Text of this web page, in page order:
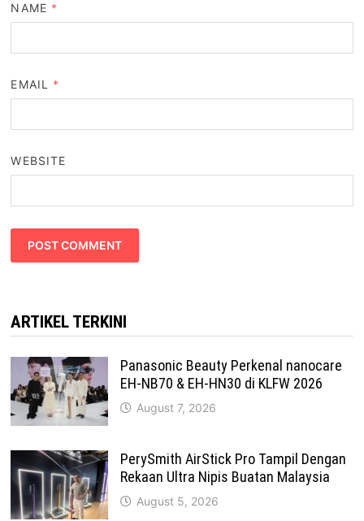
NAME *
EMAIL *
WEBSITE
ARTIKEL TERKINI
Panasonic Beauty Perkenal nanocare
EH-NB70 & EH-HN30 di KLFW 2026
August 7, 2026
PerySmith AirStick Pro Tampil Dengan
Rekaan Ultra Nipis Buatan Malaysia
August 5, 2026